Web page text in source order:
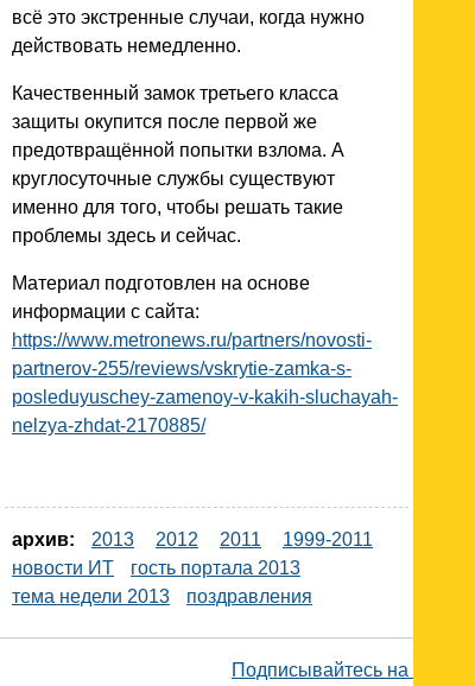
всё это экстренные случаи, когда нужно
действовать немедленно.
Качественный замок третьего класса
защиты окупится после первой же
предотвращённой попытки взлома. А
круглосуточные службы существуют
именно для того, чтобы решать такие
проблемы здесь и сейчас.
Материал подготовлен на основе
информации с сайта:
https://www.metronews.ru/partners/novosti-
partnerov-255/reviews/vskrytie-zamka-s-
posleduyuschey-zamenoy-v-kakih-sluchayah-
nelzya-zhdat-2170885/
архив: 2013 2012 2011
1999-2011
новости ИТ
гость портала 2013
тема недели 2013
поздравления
Подписывайтесь на наш